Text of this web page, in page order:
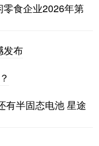
食企业2026年第
发布
有半固态电池 星途